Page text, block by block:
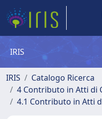
IRIS
IRIS
Catalogo Ricerca
4 Contributo in Atti di
4.1 Contributo in Atti